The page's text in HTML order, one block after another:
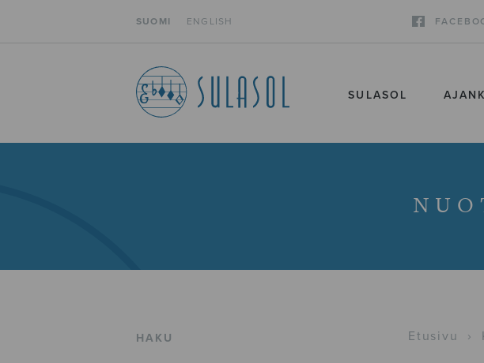
SUOMI ENGLISH
SULASOL
HAKU Etusivu ›